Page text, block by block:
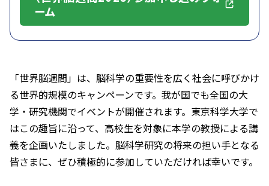
ーム
「世界脳週間」は、脳科学の重要性を広く社会に呼びかけ
る世界的規模のキャンペーンです。我が国でも全国の大
学・研究機関でイベントが開催されます。東京科学大学で
はこの趣旨に沿って、高校生を対象に本学の教授による講
義を企画いたしました。脳科学研究の将来の担い手となる
皆さまに、ぜひ積極的に参加していただければ幸いです。